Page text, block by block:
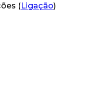
(Ligação)